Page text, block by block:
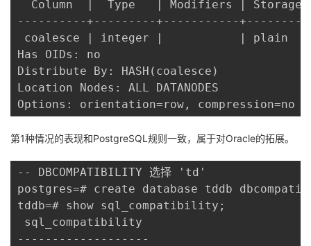
Column  |  Type   | Modifiers | Storage
----------+---------+-----------
coalesce | integer |           |
Has OIDs: no
Distribute By: HASH(coalesce)
Location Nodes: ALL DATANODES
Options: orientation=row, compression=no
第1种情况的表现和PostgreSQL规则一致，属于对Oracle的拓展。
-- DBCOMPATIBILITY 选择 'td'
postgres=# create database tddb
tddb=# show sql_compatibility;
sql_compatibility
-------------------